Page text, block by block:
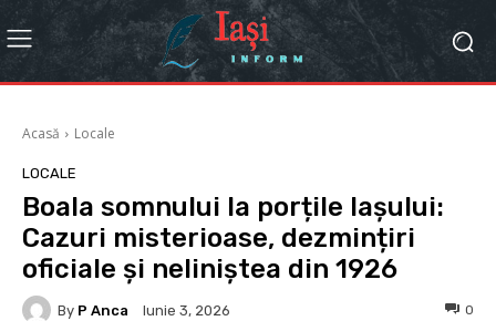
Acasă Locale
LOCALE
Boala somnului la porțile Iașului:
Cazuri misterioase, dezmințiri
oficiale și neliniștea din 1926
By P Anca Iunie 3, 2026 0